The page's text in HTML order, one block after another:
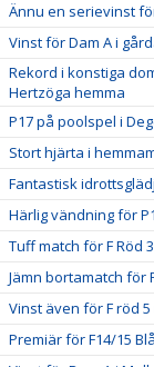
Ännu en serievinst
Vinst för Dam A i
Rekord i konstiga
Hertzöga hemma
P17 på poolspel i
Stort hjärta i
Fantastisk
Härlig vändning för
Tuff match för F Röd
Jämn bortamatch för
Vinst även för F röd
Premiär för F14/15